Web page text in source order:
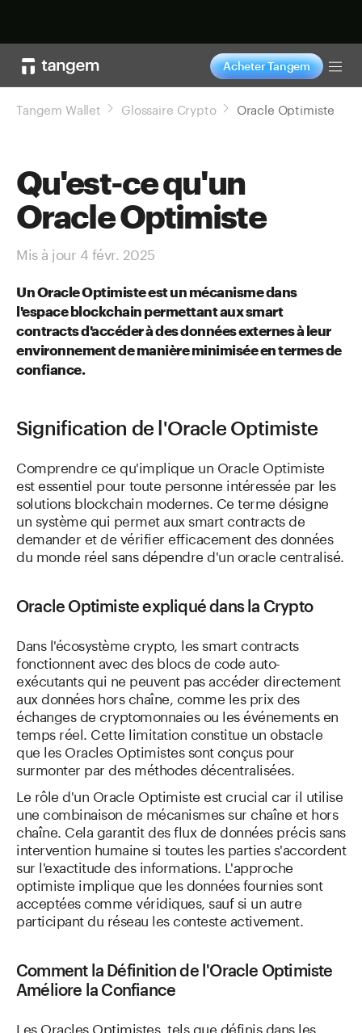
Acheter Tangem
Tangem Wallet Glossaire Crypto Oracle Optimiste
Qu'est-ce qu'un
Oracle Optimiste
Mis à jour 4 févr. 2025
Un Oracle Optimiste est un mécanisme dans
l'espace blockchain permettant aux smart
contracts d'accéder à des données externes à leur
environnement de manière minimisée en termes de
confiance.
Signification de l'Oracle Optimiste
Comprendre ce qu'implique un Oracle Optimiste
est essentiel pour toute personne intéressée par les
solutions blockchain modernes. Ce terme désigne
un système qui permet aux smart contracts de
demander et de vérifier efficacement des données
du monde réel sans dépendre d'un oracle centralisé.
Oracle Optimiste expliqué dans la Crypto
Dans l'écosystème crypto, les smart contracts
fonctionnent avec des blocs de code auto-
exécutants qui ne peuvent pas accéder directement
aux données hors chaîne, comme les prix des
échanges de cryptomonnaies ou les événements en
temps réel. Cette limitation constitue un obstacle
que les Oracles Optimistes sont conçus pour
surmonter par des méthodes décentralisées.
Le rôle d'un Oracle Optimiste est crucial car il utilise
une combinaison de mécanismes sur chaîne et hors
chaîne. Cela garantit des flux de données précis sans
intervention humaine si toutes les parties s'accordent
sur l'exactitude des informations. L'approche
optimiste implique que les données fournies sont
acceptées comme véridiques, sauf si un autre
participant du réseau les conteste activement.
Comment la Définition de l'Oracle Optimiste
Améliore la Confiance
Les Oracles Optimistes, tels que définis dans les